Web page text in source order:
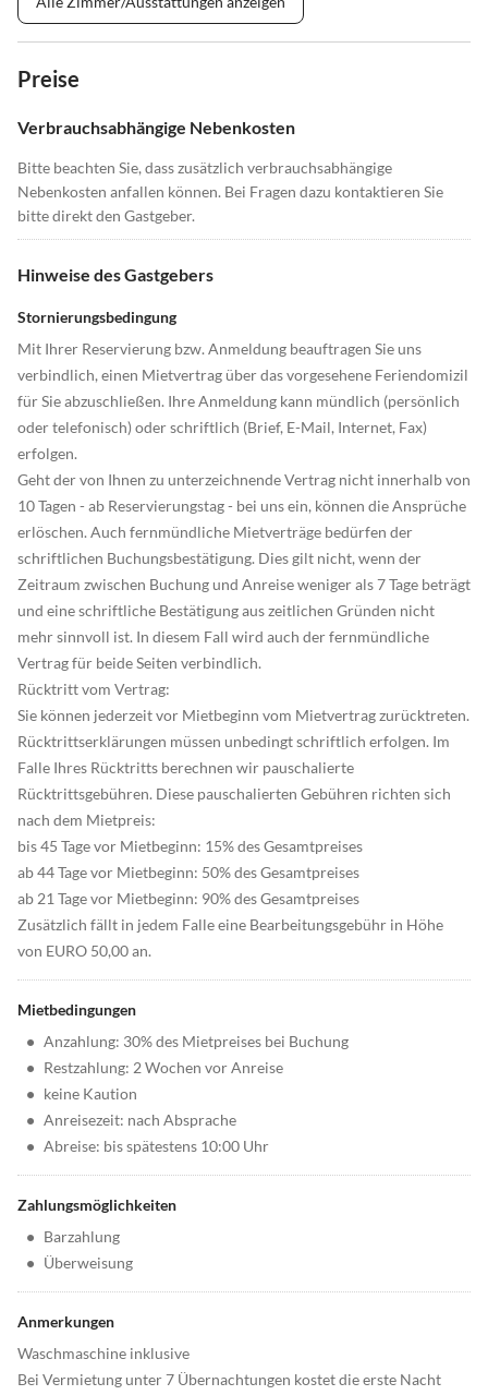
Preise
Verbrauchsabhängige Nebenkosten
Bitte beachten Sie, dass zusätzlich verbrauchsabhängige
Nebenkosten anfallen können. Bei Fragen dazu kontaktieren Sie
bitte direkt den Gastgeber.
Hinweise des Gastgebers
Stornierungsbedingung
Mit Ihrer Reservierung bzw. Anmeldung beauftragen Sie uns
verbindlich, einen Mietvertrag über das vorgesehene Feriendomizil
für Sie abzuschließen. Ihre Anmeldung kann mündlich (persönlich
oder telefonisch) oder schriftlich (Brief, E-Mail, Internet, Fax)
erfolgen.
Geht der von Ihnen zu unterzeichnende Vertrag nicht innerhalb von
10 Tagen - ab Reservierungstag - bei uns ein, können die Ansprüche
erlöschen. Auch fernmündliche Mietverträge bedürfen der
schriftlichen Buchungsbestätigung. Dies gilt nicht, wenn der
Zeitraum zwischen Buchung und Anreise weniger als 7 Tage beträgt
und eine schriftliche Bestätigung aus zeitlichen Gründen nicht
mehr sinnvoll ist. In diesem Fall wird auch der fernmündliche
Vertrag für beide Seiten verbindlich.
Rücktritt vom Vertrag:
Sie können jederzeit vor Mietbeginn vom Mietvertrag zurücktreten.
Rücktrittserklärungen müssen unbedingt schriftlich erfolgen. Im
Falle Ihres Rücktritts berechnen wir pauschalierte
Rücktrittsgebühren. Diese pauschalierten Gebühren richten sich
nach dem Mietpreis:
bis 45 Tage vor Mietbeginn: 15% des Gesamtpreises
ab 44 Tage vor Mietbeginn: 50% des Gesamtpreises
ab 21 Tage vor Mietbeginn: 90% des Gesamtpreises
Zusätzlich fällt in jedem Falle eine Bearbeitungsgebühr in Höhe
von EURO 50,00 an.
Mietbedingungen
• Anzahlung: 30% des Mietpreises bei Buchung
• Restzahlung: 2 Wochen vor Anreise
• keine Kaution
• Anreisezeit: nach Absprache
• Abreise: bis spätestens 10:00 Uhr
Zahlungsmöglichkeiten
• Barzahlung
• Überweisung
Anmerkungen
Waschmaschine inklusive
Bei Vermietung unter 7 Übernachtungen kostet die erste Nacht